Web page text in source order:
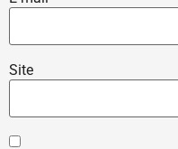
Site